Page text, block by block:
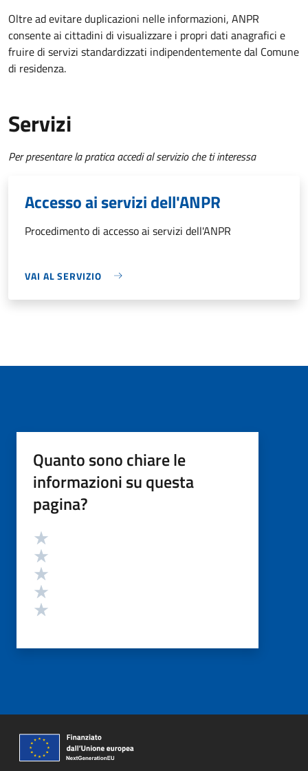
Oltre ad evitare duplicazioni nelle informazioni, ANPR
consente ai cittadini di visualizzare i propri dati anagrafici e
fruire di servizi standardizzati indipendentemente dal Comune
di residenza.
Servizi
Per presentare la pratica accedi al servizio che ti interessa
Accesso ai servizi dell'ANPR
Procedimento di accesso ai servizi dell'ANPR
VAI AL SERVIZIO
Quanto sono chiare le
informazioni su questa
pagina?
Valutazione